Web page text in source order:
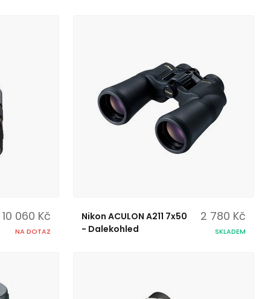
10 060 Kč
NA DOTAZ
Nikon ACULON A211 7x50
- Dalekohled
2 780 Kč
SKLADEM